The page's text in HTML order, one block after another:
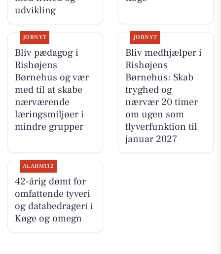
udvikling
JOBNYT
Bliv pædagog i
Rishøjens
Børnehus og vær
med til at skabe
nærværende
læringsmiljøer i
mindre grupper
JOBNYT
Bliv medhjælper i
Rishøjens
Børnehus: Skab
tryghed og
nærvær 20 timer
om ugen som
flyverfunktion til
januar 2027
ALARM112
42-årig dømt for
omfattende tyveri
og databedrageri i
Køge og omegn